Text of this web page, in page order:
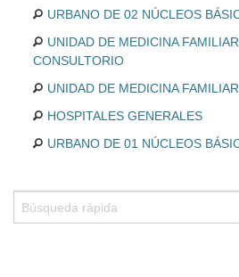
URBANO DE 02 NÚCLEOS
UNIDAD DE MEDICINA
CONSULTORIO
UNIDAD DE MEDICINA FAMILIAR
HOSPITALES GENERALES
URBANO DE 01 NÚCLEOS